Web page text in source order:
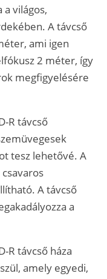
a világos,
A távcső
ami igen
2 méter, így
megfigyelésére
R távcső
tesz lehetővé. A
A távcső
a
R távcső háza
amely egyedi,